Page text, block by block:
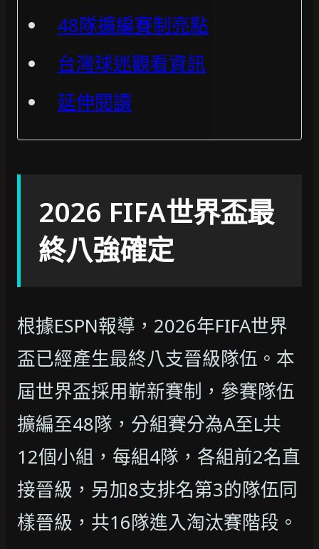
48隊擴編賽制亮點
台灣球迷觀看資訊
延伸閱讀
2026 FIFA世界盃最
終八強確定
根據ESPN報導，2026年FIFA世界
盃已經產生最終八支晉級隊伍。本
屆世界盃採用嶄新賽制，參賽隊伍
擴編至48隊，分組賽分為A至L共
12個小組，每組4隊，各組前2名直
接晉級，另加8支排名第3的隊伍同
樣晉級，共16隊進入淘汰賽階段。